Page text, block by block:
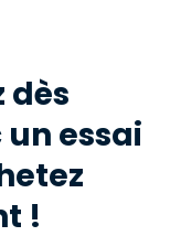
dès
essai
!